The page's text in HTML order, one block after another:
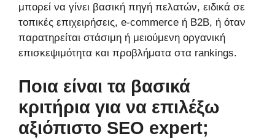
μπορεί να γίνει βασική πηγή πελατών, ειδικά σε
τοπικές επιχειρήσεις, e-commerce ή B2B, ή όταν
παρατηρείται στάσιμη ή μειούμενη οργανική
επισκεψιμότητα και προβλήματα στα rankings.
Ποια είναι τα βασικά
κριτήρια για να επιλέξω
αξιόπιστο SEO expert;